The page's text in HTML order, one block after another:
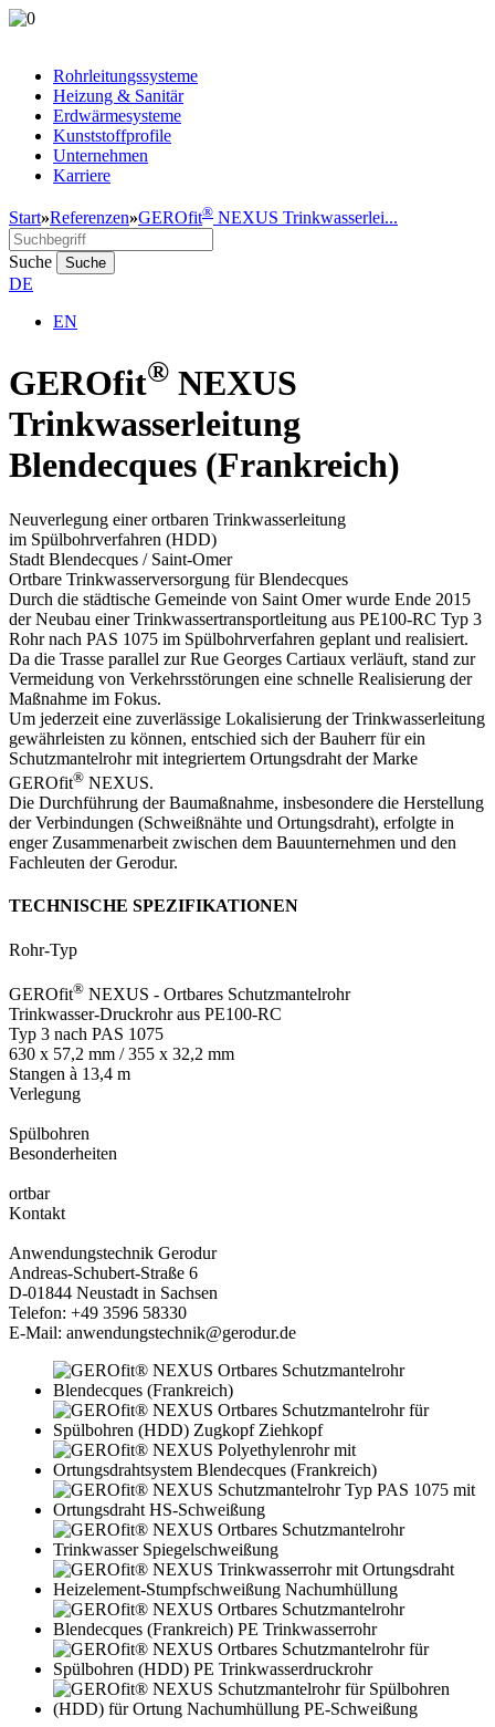
Rohrleitungssysteme
Heizung & Sanitär
Erdwärmesysteme
Kunststoffprofile
Unternehmen
Karriere
Start»Referenzen»GEROfit® NEXUS Trinkwasserlei...
Suche Suche
DE
EN
GEROfit® NEXUS
Trinkwasserleitung
Blendecques (Frankreich)
Neuverlegung einer ortbaren Trinkwasserleitung
im Spülbohrverfahren (HDD)
Stadt Blendecques /­ Saint-Omer
Ortbare Trinkwasserversorgung für Blendecques
Durch die städtische Gemeinde von Saint Omer wurde Ende 2015
der Neubau einer Trinkwassertransportleitung aus PE100-RC Typ 3
Rohr nach PAS 1075 im Spülbohrverfahren geplant und realisiert.
Da die Trasse parallel zur Rue Georges Cartiaux verläuft, stand zur
Vermeidung von Verkehrsstörungen eine schnelle Realisierung der
Maßnahme im Fokus.
Um jederzeit eine zuverlässige Lokalisierung der Trinkwasserleitung
gewährleisten zu können, entschied sich der Bauherr für ein
Schutzmantelrohr mit integriertem Ortungsdraht der Marke
GEROfit® NEXUS.
Die Durchführung der Baumaßnahme, insbesondere die Herstellung
der Verbindungen (Schweißnähte und Ortungsdraht), erfolgte in
enger Zusammenarbeit zwischen dem Bauunternehmen und den
Fachleuten der Gerodur.
TECHNISCHE SPEZIFIKATIONEN
Rohr-Typ
GEROfit® NEXUS - Ortbares Schutzmantelrohr
Trinkwasser-Druckrohr aus PE100-RC
Typ 3 nach PAS 1075
630 x 57,2 mm /­ 355 x 32,2 mm
Stangen à 13,4 m
Verlegung
Spülbohren
Besonderheiten
ortbar
Kontakt
Anwendungstechnik Gerodur
Andreas-Schubert-Straße 6
D-01844 Neustadt in Sachsen
Telefon: +49 3596 58330
E-Mail: anwendungstechnik@gerodur.de